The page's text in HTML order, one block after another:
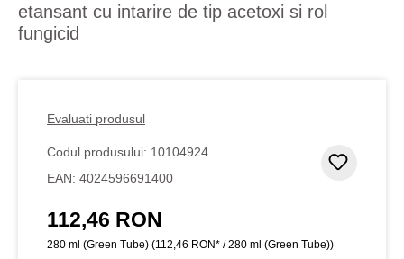
etansant cu intarire de tip acetoxi si rol
fungicid
Evaluati produsul
Codul produsului: 10104924
EAN: 4024596691400
Preț obișnuit:
112,46 RON
280 ml (Green Tube) (112,46 RON* / 280 ml (Green Tube))